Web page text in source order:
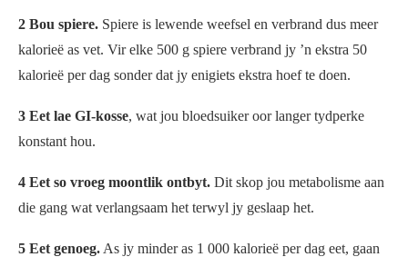
2 Bou spiere. Spiere is lewende weefsel en verbrand dus meer
kalorieë as vet. Vir elke 500 g spiere verbrand jy ’n ekstra 50
kalorieë per dag sonder dat jy enigiets ekstra hoef te doen.
3 Eet lae GI-kosse, wat jou bloedsuiker oor langer tydperke
konstant hou.
4 Eet so vroeg moontlik ontbyt. Dit skop jou metabolisme aan
die gang wat verlangsaam het terwyl jy geslaap het.
5 Eet genoeg. As jy minder as 1 000 kalorieë per dag eet, gaan